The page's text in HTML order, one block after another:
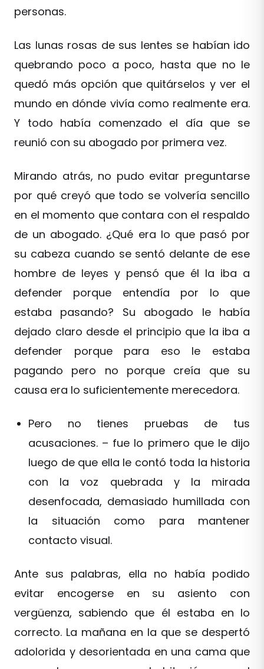
personas.
Las lunas rosas de sus lentes se habían ido
quebrando poco a poco, hasta que no le
quedó más opción que quitárselos y ver el
mundo en dónde vivía como realmente era.
Y todo había comenzado el día que se
reunió con su abogado por primera vez.
Mirando atrás, no pudo evitar preguntarse
por qué creyó que todo se volvería sencillo
en el momento que contara con el respaldo
de un abogado. ¿Qué era lo que pasó por
su cabeza cuando se sentó delante de ese
hombre de leyes y pensó que él la iba a
defender porque entendía por lo que
estaba pasando? Su abogado le había
dejado claro desde el principio que la iba a
defender porque para eso le estaba
pagando pero no porque creía que su
causa era lo suficientemente merecedora.
Pero no tienes pruebas de tus
acusaciones. – fue lo primero que le dijo
luego de que ella le contó toda la historia
con la voz quebrada y la mirada
desenfocada, demasiado humillada con
la situación como para mantener
contacto visual.
Ante sus palabras, ella no había podido
evitar encogerse en su asiento con
vergüenza, sabiendo que él estaba en lo
correcto. La mañana en la que se despertó
adolorida y desorientada en una cama que